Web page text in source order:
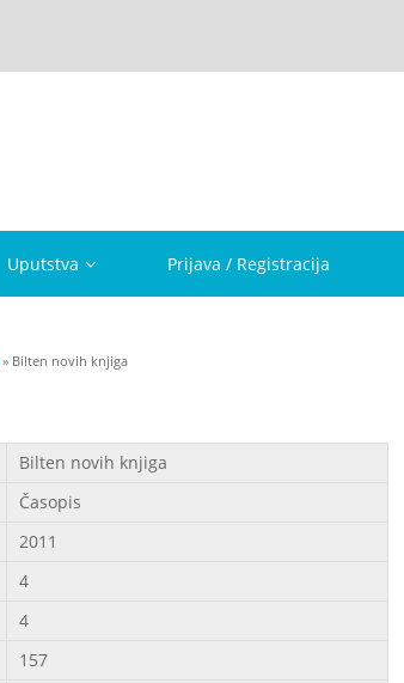
Uputstva Prijava / Registracija
» Bilten novih knjiga
Bilten novih knjiga
Časopis
2011
4
4
157